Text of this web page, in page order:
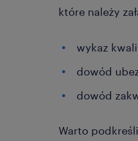
które należy
wykaz
dowód
dowód
Warto